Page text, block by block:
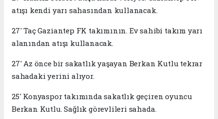
atışı kendi yarı sahasından kullanacak.
27' Taç Gaziantep FK takımının. Ev sahibi takım yarı
alanından atışı kullanacak.
27' Az önce bir sakatlık yaşayan Berkan Kutlu tekrar
sahadaki yerini alıyor.
25' Konyaspor takımında sakatlık geçiren oyuncu
Berkan Kutlu. Sağlık görevlileri sahada.